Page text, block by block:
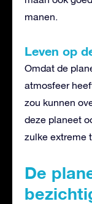
manen.
Leven op
Omdat de
atmosfeer
zou kunnen
deze planeet
zulke extreme
De